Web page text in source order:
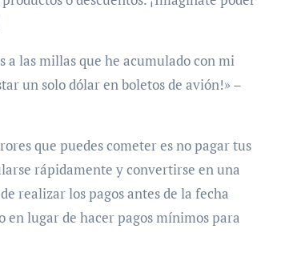
a las millas que he acumulado con mi
un solo dólar en boletos de avión!» –
que puedes cometer es no pagar tus
rápidamente y convertirse en una
realizar los pagos antes de la fecha
lugar de hacer pagos mínimos para